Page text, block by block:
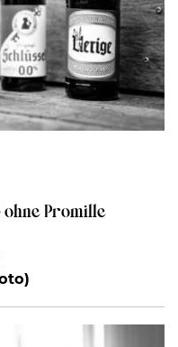
ohne Promille